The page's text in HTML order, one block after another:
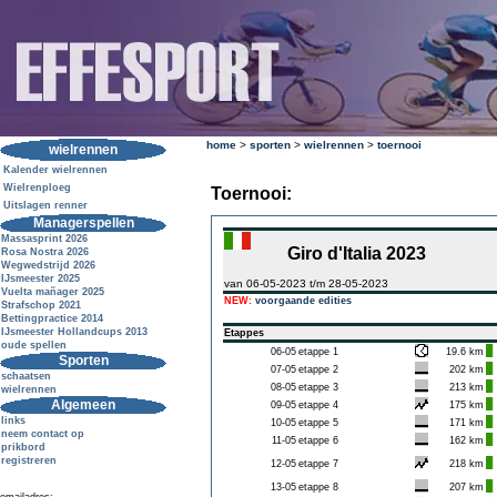
wielrennen
Kalender wielrennen
Wielrenploeg
Uitslagen renner
Managerspellen
Massasprint 2026
Rosa Nostra 2026
Wegwedstrijd 2026
IJsmeester 2025
Vuelta mañager 2025
Strafschop 2021
Bettingpractice 2014
IJsmeester Hollandcups 2013
oude spellen
Sporten
schaatsen
wielrennen
Algemeen
links
neem contact op
prikbord
registreren
home > sporten > wielrennen > toernooi
Toernooi:
Giro d'Italia 2023
van 06-05-2023 t/m 28-05-2023
NEW: voorgaande edities
Etappes
06-05 etappe 1
19.6 km
07-05 etappe 2
202 km
08-05 etappe 3
213 km
09-05 etappe 4
175 km
10-05 etappe 5
171 km
11-05 etappe 6 162 km
12-05 etappe 7 218 km
13-05 etappe 8
207 km